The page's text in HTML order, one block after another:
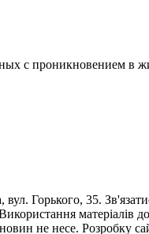
с проникновением в
Горького, 35.
матеріалів
новин не несе.